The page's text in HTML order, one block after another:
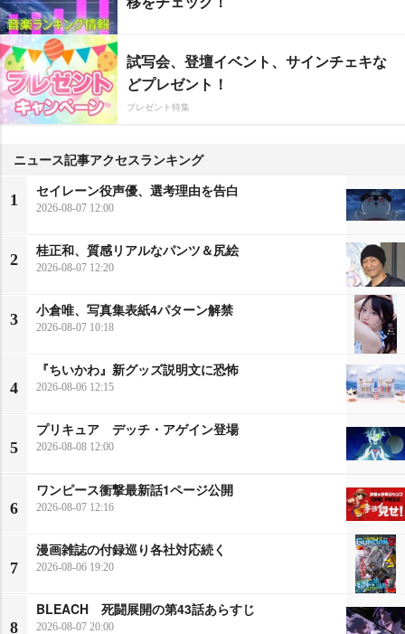
試写会、登壇イベント、サインチェキな
どプレゼント！
プレゼント特集
ニュース記事アクセスランキング
1
セイレーン役声優、選考理由を告白
2026-08-07 12:00
2
桂正和、質感リアルなパンツ＆尻絵
2026-08-07 12:20
3
小倉唯、写真集表紙4パターン解禁
2026-08-07 10:18
4
『ちいかわ』新グッズ説明文に恐怖
2026-08-06 12:15
5
プリキュア デッチ・アゲイン登場
2026-08-08 12:00
6
ワンピース衝撃最新話1ページ公開
2026-08-07 12:16
7
漫画雑誌の付録巡り各社対応続く
2026-08-06 19:20
8
BLEACH 死闘展開の第43話あらすじ
2026-08-07 20:00